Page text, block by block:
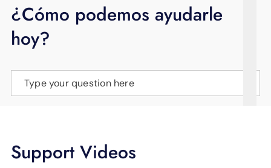
BLOG
APOYO
¿Cómo podemos ayudarle
hoy?
Type your question here
Support Videos